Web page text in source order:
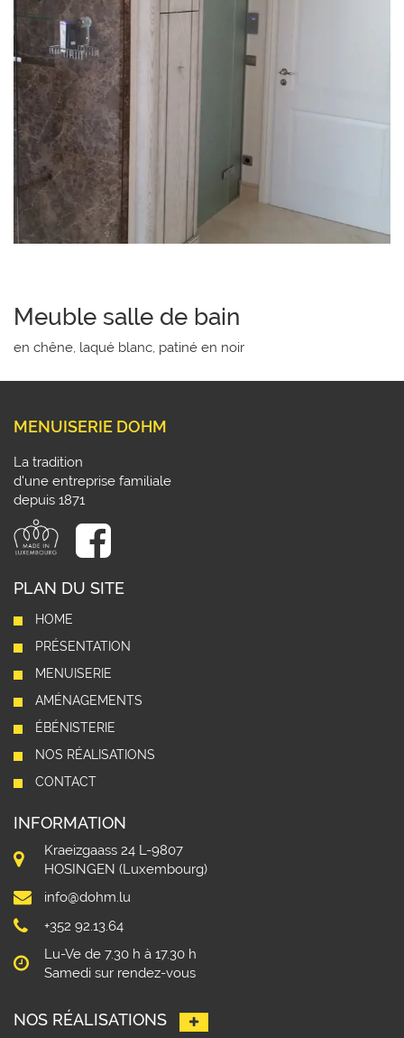
Meuble salle de bain
en chêne, laqué blanc, patiné en noir
MENUISERIE DOHM
La tradition
d'une entreprise familiale
depuis 1871
PLAN DU SITE
HOME
PRÉSENTATION
MENUISERIE
AMÉNAGEMENTS
ÉBÉNISTERIE
NOS RÉALISATIONS
CONTACT
INFORMATION
Kraeizgaass 24 L-9807
HOSINGEN (Luxembourg)
info@dohm.lu
+352 92.13.64
Lu-Ve de 7.30 h à 17.30 h
Samedi sur rendez-vous
NOS RÉALISATIONS